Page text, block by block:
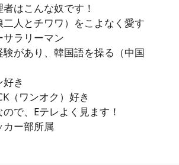
はこんな奴です！
二人とチワワ）をこよなく愛す
サラリーマン
があり、韓国語を操る（中国
き
（ワンオク）好き
で、Eテレよく見ます！
ー部所属